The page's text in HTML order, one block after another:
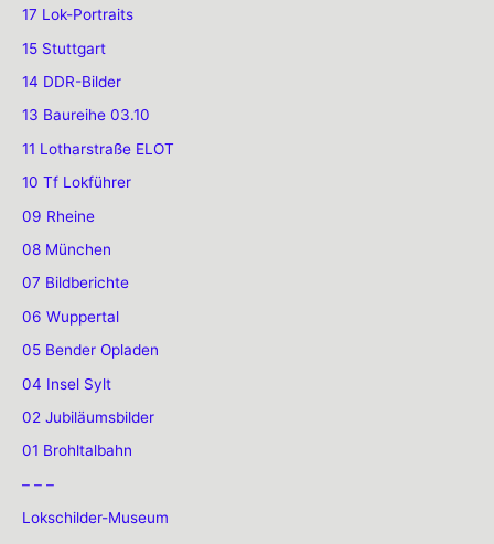
17 Lok-Portraits
15 Stuttgart
14 DDR-Bilder
13 Baureihe 03.10
11 Lotharstraße ELOT
10 Tf Lokführer
09 Rheine
08 München
07 Bildberichte
06 Wuppertal
05 Bender Opladen
04 Insel Sylt
02 Jubiläumsbilder
01 Brohltalbahn
– – –
Lokschilder-Museum